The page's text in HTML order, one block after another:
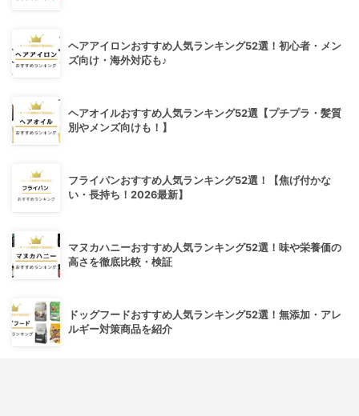
ヘアアイロンおすすめ人気ランキング52選！初心者・メン
ズ向け・海外対応も♪
ヘアオイルおすすめ人気ランキング52選【プチプラ・髪質
別やメンズ向けも！】
フライパンおすすめ人気ランキング52選！【焦げ付かな
い・長持ち！2026最新】
マヌカハニーおすすめ人気ランキング52選！味や栄養価の
高さを徹底比較・検証
ドッグフードおすすめ人気ランキング52選！無添加・アレ
ルギー対策商品を紹介